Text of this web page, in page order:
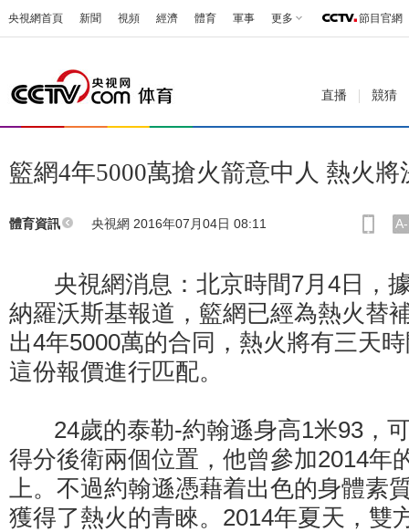
央視網首頁 新聞 視頻 經濟 體育 軍事 更多 節目官網
直播 競猜
籃網4年5000萬搶火箭意中人 熱火
體育資訊 央視網 2016年07月04日 08:11 A-
央視網消息：北京時間7月4日，據
納羅沃斯基報道，籃網已經為熱火替
出4年5000萬的合同，熱火將有三天
這份報價進行匹配。
24歲的泰勒-約翰遜身高1米93，
得分後衛兩個位置，他曾參加2014年
上。不過約翰遜憑藉着出色的身體素
獲得了熱火的青睞。2014年夏天，雙